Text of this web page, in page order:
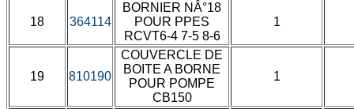
18 364114
BORNIER NÂ°18
POUR PPES
RCVT6-4 7-5 8-6
1
19 810190
COUVERCLE DE
BOITE A BORNE
POUR POMPE
CB150
1